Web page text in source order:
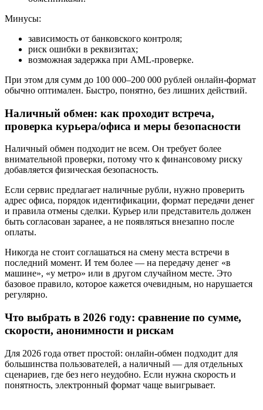
Минусы:
зависимость от банковского контроля;
риск ошибки в реквизитах;
возможная задержка при AML-проверке.
При этом для сумм до 100 000–200 000 рублей онлайн-формат
обычно оптимален. Быстро, понятно, без лишних действий.
Наличный обмен: как проходит встреча,
проверка курьера/офиса и меры безопасности
Наличный обмен подходит не всем. Он требует более
внимательной проверки, потому что к финансовому риску
добавляется физическая безопасность.
Если сервис предлагает наличные рубли, нужно проверить
адрес офиса, порядок идентификации, формат передачи денег
и правила отмены сделки. Курьер или представитель должен
быть согласован заранее, а не появляться внезапно после
оплаты.
Никогда не стоит соглашаться на смену места встречи в
последний момент. И тем более — на передачу денег «в
машине», «у метро» или в другом случайном месте. Это
базовое правило, которое кажется очевидным, но нарушается
регулярно.
Что выбрать в 2026 году: сравнение по сумме,
скорости, анонимности и рискам
Для 2026 года ответ простой: онлайн-обмен подходит для
большинства пользователей, а наличный — для отдельных
сценариев, где без него неудобно. Если нужна скорость и
понятность, электронный формат чаще выигрывает.